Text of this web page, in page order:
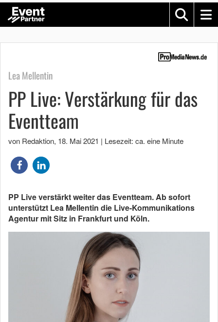
Lea Mellentin
PP Live: Verstärkung für das
Eventteam
von Redaktion, 18. Mai 2021 | Lesezeit: ca. eine Minute
PP Live verstärkt weiter das Eventteam. Ab sofort
unterstützt Lea Mellentin die Live-Kommunikations
Agentur mit Sitz in Frankfurt und Köln.